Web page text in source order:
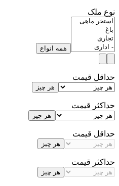
نوع ملک
همه انواع
حداقل قیمت
هر چیز
حداکثر قیمت
هر چیز
حداقل قیمت
هر چیز
حداکثر قیمت
هر چیز